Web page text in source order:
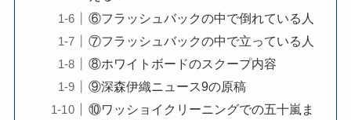
⑥フラッシュバックの中で倒れている人
⑦フラッシュバックの中で立っている人
⑧ホワイトボードのスクープ内容
⑨深森伊織ニュース9の原稿
⑩ワッショイクリーニングでの五十嵐ま